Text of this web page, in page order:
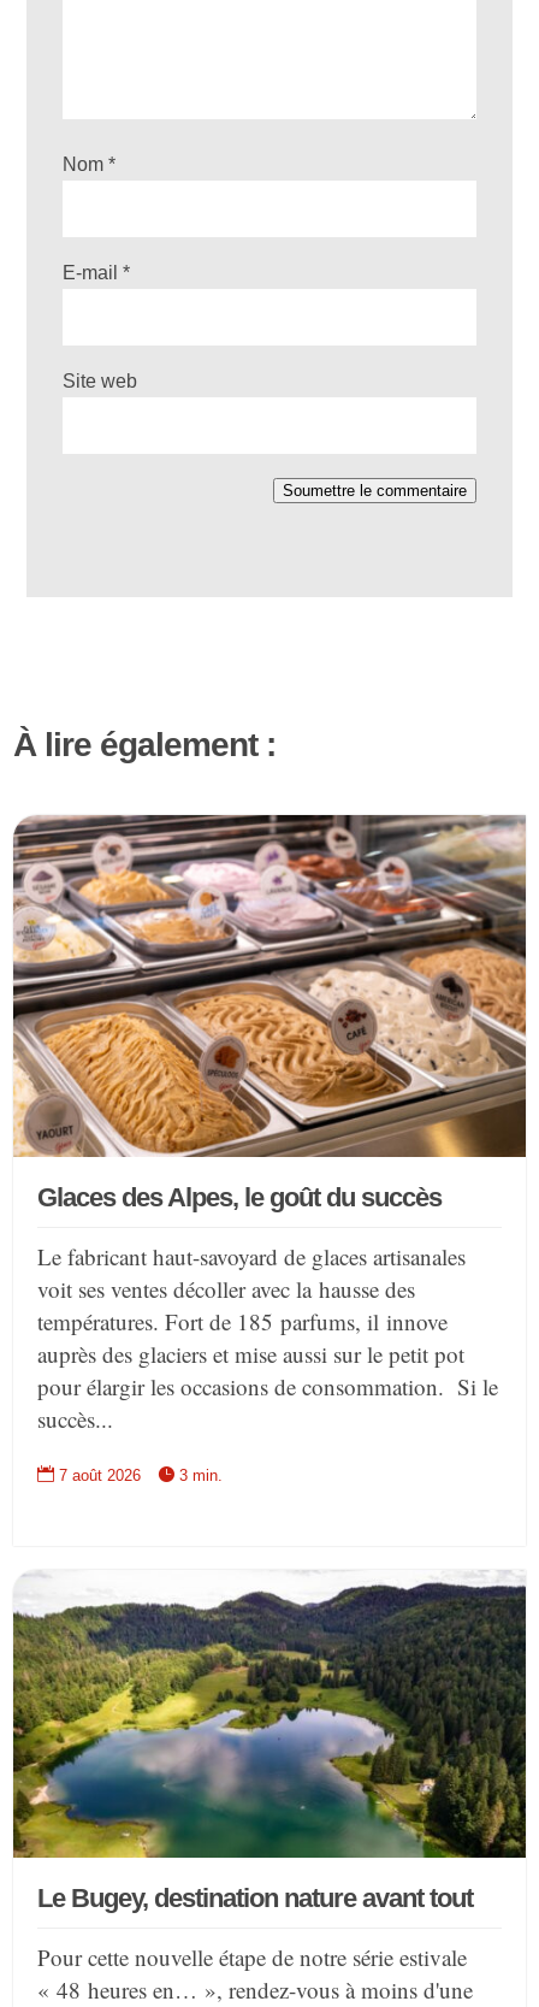
Nom*
E-mail*
Site web
Soumettre le commentaire
À lire également :
Glaces des Alpes, le goût du succès
Le fabricant haut-savoyard de glaces artisanales
voit ses ventes décoller avec la hausse des
températures. Fort de 185 parfums, il innove
auprès des glaciers et mise aussi sur le petit pot
pour élargir les occasions de consommation. Si le
succès...
 7 août 2026  3 min.
Le Bugey, destination nature avant tout
Pour cette nouvelle étape de notre série estivale
« 48 heures en… », rendez-vous à moins d'une